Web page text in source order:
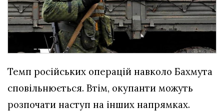
Темп російських операцій навколо Бахмута
сповільнюється. Втім, окупанти можуть
розпочати наступ на інших напрямках.